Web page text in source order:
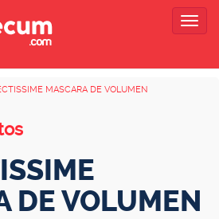
MASCARA DE VOLUMEN
DE VOLUMEN